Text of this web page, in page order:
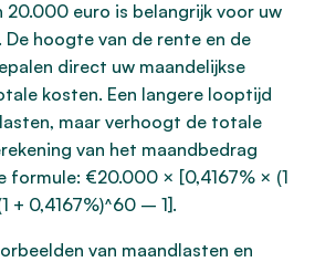
20.000 euro is belangrijk voor uw
hoogte van de rente en de
direct uw maandelijkse
kosten. Een langere looptijd
maar verhoogt de totale
van het maandbedrag
formule: €20.000 × [0,4167% × (1
+ 0,4167%)^60 – 1].
van maandlasten en